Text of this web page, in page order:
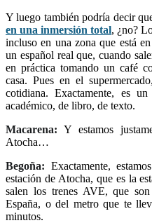
Y luego también podría decir
en una inmersión total, ¿no?
incluso en una zona que está
un español real que, cuando
en práctica tomando un café
casa. Pues en el
cotidiana. Exactamente, es
académico, de libro, de texto.
Macarena: Y estamos
Atocha…
Begoña: Exactamente,
estación de Atocha, que es la
salen los trenes AVE, que
España, o del metro que te
minutos.